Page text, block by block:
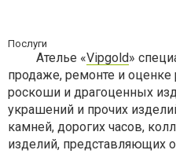
Послуги
Ателье «Vipgold»
продаже, ремонте и
роскоши и драгоценных
украшений и прочих
камней, дорогих часов,
изделий, представляющих